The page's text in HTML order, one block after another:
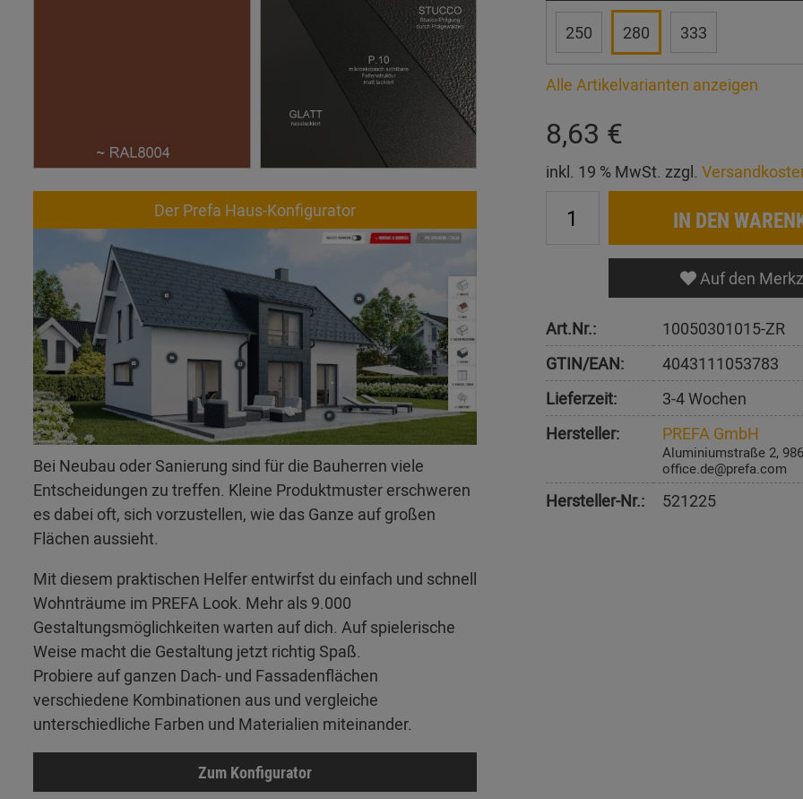
Der Prefa Haus-Konfigurator
Bei Neubau oder Sanierung sind für die Bauherren viele
Entscheidungen zu treffen. Kleine Produktmuster erschweren
es dabei oft, sich vorzustellen, wie das Ganze auf großen
Flächen aussieht.
Mit diesem praktischen Helfer entwirfst du einfach und schnell
Wohnträume im PREFA Look. Mehr als 9.000
Gestaltungsmöglichkeiten warten auf dich. Auf spielerische
Weise macht die Gestaltung jetzt richtig Spaß.
Probiere auf ganzen Dach- und Fassadenflächen
verschiedene Kombinationen aus und vergleiche
unterschiedliche Farben und Materialien miteinander.
Zum Konfigurator
250 280 333
Alle Artikelvarianten anzeigen
8,63 €
inkl. 19 % MwSt. zzgl.
IN DEN
Auf den
Art.Nr.:
10050301015-ZR
GTIN/EAN:
4043111053783
Lieferzeit:
3-4 Wochen
Hersteller:
PREFA GmbH
Aluminiumstraße 2,
office.de@prefa.com
Hersteller-Nr.: 521225